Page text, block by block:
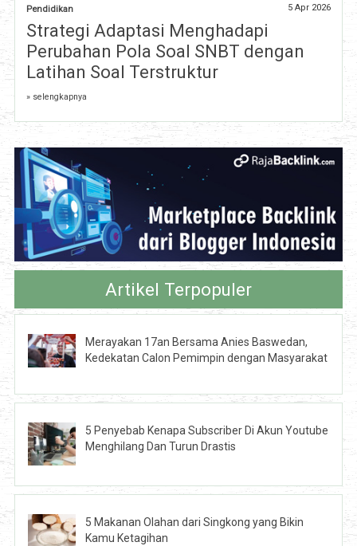
Pendidikan 5 Apr 2026
Strategi Adaptasi Menghadapi
Perubahan Pola Soal SNBT dengan
Latihan Soal Terstruktur
» selengkapnya
Artikel Terpopuler
Merayakan 17an Bersama Anies Baswedan,
Kedekatan Calon Pemimpin dengan Masyarakat
5 Penyebab Kenapa Subscriber Di Akun Youtube
Menghilang Dan Turun Drastis
5 Makanan Olahan dari Singkong yang Bikin
Kamu Ketagihan